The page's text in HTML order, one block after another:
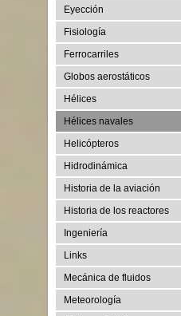
Eyección
Fisiología
Ferrocarriles
Globos aerostáticos
Hélices
Hélices navales
Helicópteros
Hidrodinámica
Historia de la aviación
Historia de los reactores
Ingeniería
Links
Mecánica de fluidos
Meteorología